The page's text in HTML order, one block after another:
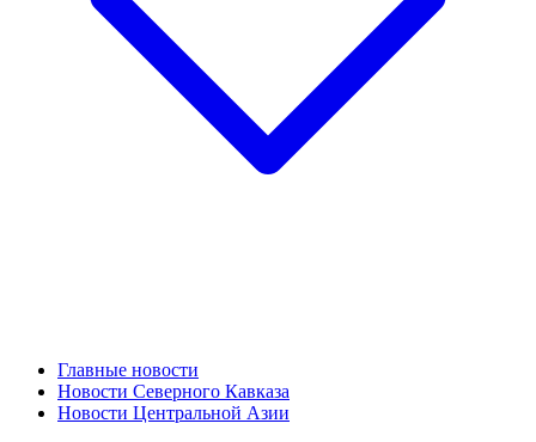
Главные новости
Новости Северного Кавказа
Новости Центральной Азии